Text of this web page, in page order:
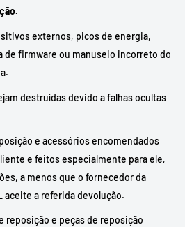
externos, picos de energia,
de firmware ou manuseio incorreto do
destruídas devido a falhas ocultas
e acessórios encomendados
e feitos especialmente para ele,
a menos que o fornecedor da
aceite a referida devolução.
reposição e peças de reposição